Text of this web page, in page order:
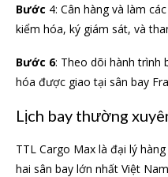
Bước 4: Cân hàng và làm
kiểm hóa, ký giám sát, và
Bước 6: Theo dõi hành trình
hóa được giao tại sân bay
Lịch bay thường
TTL Cargo Max là đại lý
hai sân bay lớn nhất Việt